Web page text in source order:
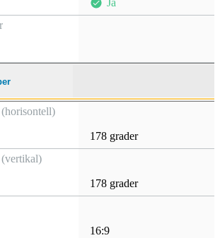
Ja
178 grader
178 grader
16:9